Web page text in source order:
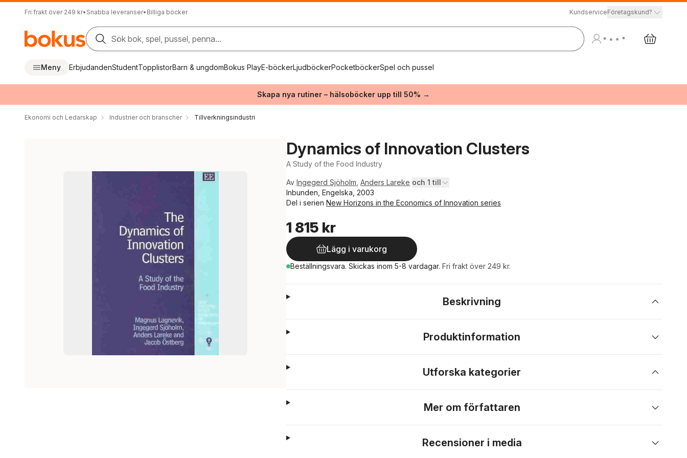
Fri frakt över 249 kr• Snabba leveranser• Billiga böcker KundserviceFöretagskund?
Sök bok, spel, pussel, penna...
Meny ErbjudandenStudentTopplistorBarn & ungdomBokus PlayE-böckerLjudböckerPocketböckerSpel och pussel
Skapa nya rutiner – hälsoböcker upp till 50% →
Ekonomi och Ledarskap Industrier och branscher Tillverkningsindustri
Dynamics of Innovation Clusters
A Study of the Food Industry
Av Ingegerd Sjöholm Anders Lareke och 1 till
Inbunden, Engelska, 2003
Del i serien New Horizons in the Economics of Innovation series
1 815 kr
Lägg i varukorg
Beställningsvara. Skickas inom 5-8 vardagar. Fri frakt över 249 kr.
Beskrivning
Produktinformation
Utforska kategorier
Mer om författaren
Recensioner i media